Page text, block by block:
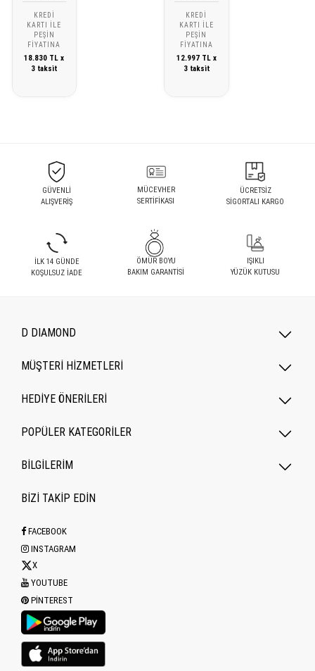
KREDI
KARTI ILE
PEŞIN
FIYATINA
18.830 TL x
3 taksit
KREDI
KARTI ILE
PEŞIN
FIYATINA
12.997 TL x
3 taksit
GÜVENLİ
ALIŞVERİŞ
MÜCEVHER
SERTİFİKASI
ÜCRETSİZ
SİGORTALI KARGO
İLK 14 GÜNDE
KOŞULSUZ İADE
ÖMÜR BOYU
BAKIM GARANTİSİ
IŞIKLI
YÜZÜK KUTUSU
D DIAMOND
MÜŞTERİ HİZMETLERİ
HEDİYE ÖNERİLERİ
POPÜLER KATEGORILER
BİLGİLERİM
BİZİ TAKİP EDİN
FACEBOOK
INSTAGRAM
X
YOUTUBE
PINTEREST